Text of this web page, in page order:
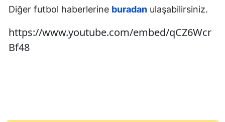
Diğer futbol haberlerine buradan ulaşabilirsiniz.
https://www.youtube.com/embed/qCZ6Wcr
Bf48